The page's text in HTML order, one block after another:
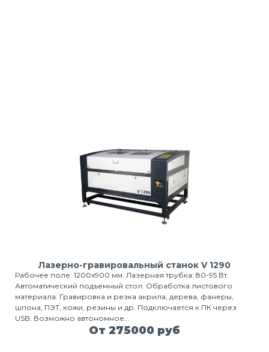
Лазерно-гравировальный станок V 1290
Рабочее поле: 1200х900 мм. Лазерная трубка: 80-95 Вт.
Автоматический подъемный стол. Обработка листового
материала. Гравировка и резка акрила, дерева, фанеры,
шпона, ПЭТ, кожи, резины и др. Подключается к ПК через
USB. Возможно автономное...
От 275000 руб